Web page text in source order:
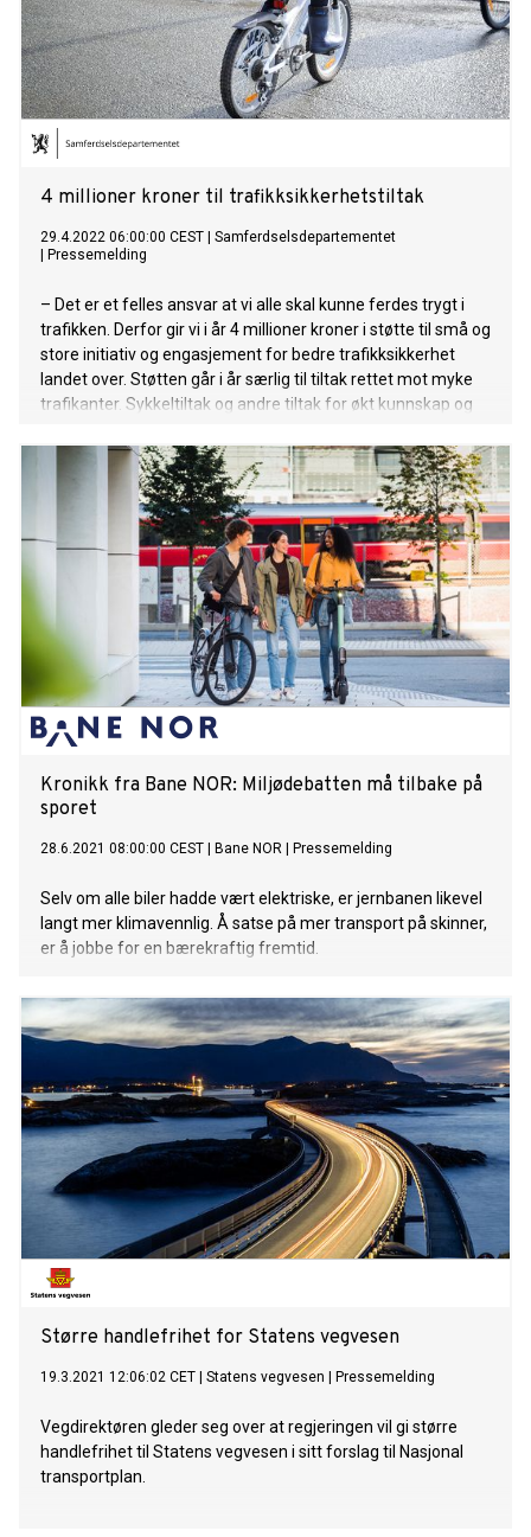
4 millioner kroner til trafikksikkerhetstiltak
29.4.2022 06:00:00 CEST
Samferdselsdepartementet
Pressemelding
– Det er et felles ansvar at vi alle skal kunne ferdes trygt i
trafikken. Derfor gir vi i år 4 millioner kroner i støtte til små og
store initiativ og engasjement for bedre trafikksikkerhet
landet over. Støtten går i år særlig til tiltak rettet mot myke
trafikanter. Sykkeltiltak og andre tiltak for økt kunnskap og
er framtredende i årets tildeling, sier samferdselsminister
Jon Ivar Nygård.
Kronikk fra Bane NOR: Miljødebatten må tilbake på
sporet
28.6.2021 08:00:00 CEST Bane NOR Pressemelding
Selv om alle biler hadde vært elektriske, er jernbanen likevel
langt mer klimavennlig. Å satse på mer transport på skinner,
er å jobbe for en bærekraftig fremtid.
Større handlefrihet for Statens vegvesen
19.3.2021 12:06:02 CET Statens vegvesen Pressemelding
Vegdirektøren gleder seg over at regjeringen vil gi større
handlefrihet til Statens vegvesen i sitt forslag til Nasjonal
transportplan.